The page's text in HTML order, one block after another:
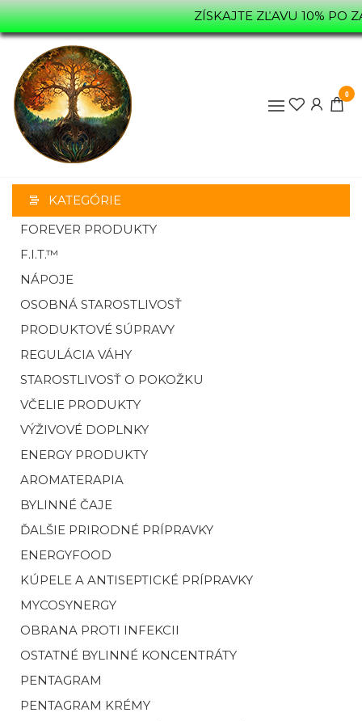
ZÍSKAJTE ZĽAVU 10% PO
PREDAJ
0
KATEGÓRIE
FOREVER PRODUKTY
F.I.T.™
NÁPOJE
OSOBNÁ STAROSTLIVOSŤ
PRODUKTOVÉ SÚPRAVY
REGULÁCIA VÁHY
STAROSTLIVOSŤ O POKOŽKU
VČELIE PRODUKTY
VÝŽIVOVÉ DOPLNKY
ENERGY PRODUKTY
AROMATERAPIA
BYLINNÉ ČAJE
ĎALŠIE PRIRODNÉ PRÍPRAVKY
ENERGYFOOD
KÚPELE A ANTISEPTICKÉ PRÍPRAVKY
MYCOSYNERGY
OBRANA PROTI INFEKCII
OSTATNÉ BYLINNÉ KONCENTRÁTY
PENTAGRAM
PENTAGRAM KRÉMY